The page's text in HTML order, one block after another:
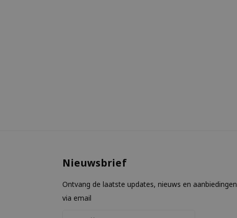
Nieuwsbrief
Ontvang de laatste updates, nieuws en aanbiedingen
via email